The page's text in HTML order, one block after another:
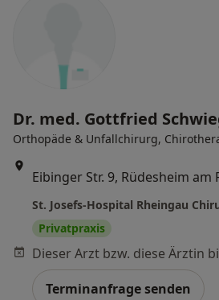
Dr. med. Gottfried
Orthopäde & Unfallchirurg,
St. Josefs-Hospital Rheingau
Privatpraxis
Terminanfrage senden